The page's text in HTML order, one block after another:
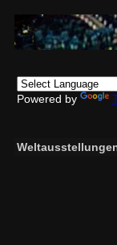
Powered by